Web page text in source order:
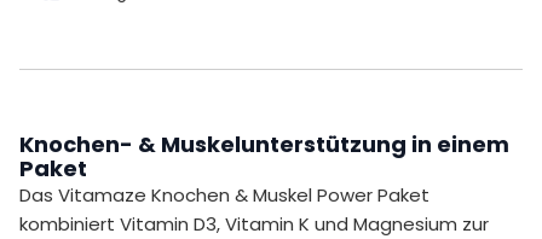
Knochen- & Muskelunterstützung in einem
Paket
Das Vitamaze Knochen & Muskel Power Paket
kombiniert Vitamin D3, Vitamin K und Magnesium zur